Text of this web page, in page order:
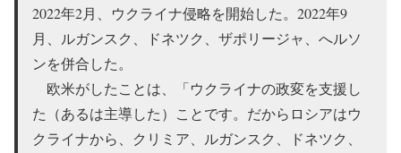
2022年2月、ウクライナ侵略を開始した。2022年9
月、ルガンスク、ドネツク、ザポリージャ、へルソ
ンを併合した。
欧米がしたことは、「ウクライナの政変を支援し
た（あるは主導した）ことです。だからロシアはウ
クライナから、クリミア、ルガンスク、ドネツク、